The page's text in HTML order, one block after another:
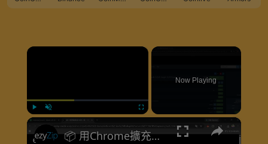
×
Unmute
Now Playing
×
📦 用Chrome擴充功能提取ZIP、RAR同140幾種格式 [粵語] | 免費而且本地處理